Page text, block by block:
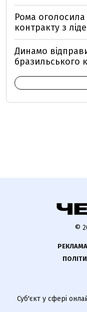
Рома
контракту з
Динамо
бразильського
©
Суб'єкт у сфері